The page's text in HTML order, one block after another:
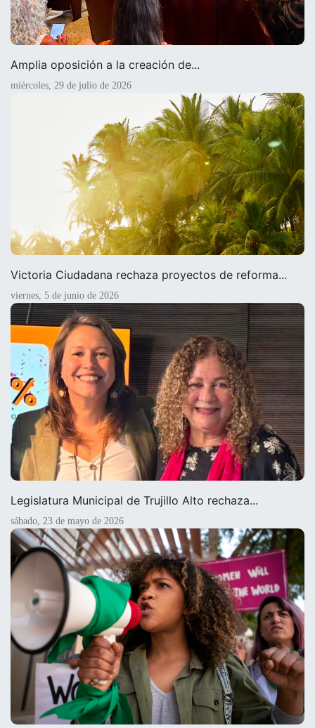
Amplia oposición a la creación de...
miércoles, 29 de julio de 2026
Victoria Ciudadana rechaza proyectos de reforma...
viernes, 5 de junio de 2026
Legislatura Municipal de Trujillo Alto rechaza...
sábado, 23 de mayo de 2026